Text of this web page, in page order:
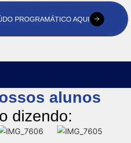
PROGRAMÁTICO AQUI
alunos
dizendo: